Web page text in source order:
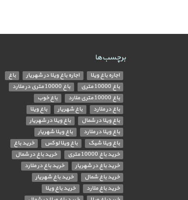
برچسب‌ها
اجاره باغ ویلا اجاره باغ ویلا در شهریار
باغ
باغ 10000 متری
باغ 10000 متری در ملارد
باغ 10000 متری ملارد
باغ خوب
باغ در ملارد
باغ شهریار
باغ ویلا
باغ ویلا در شمال
باغ ویلا در شهریار
باغ ویلا در ملارد
باغ ویلا شهریار
باغ ویلا شیک
باغ ویلا لوکس
خرید باغ
خرید باغ 10000 متری
خرید باغ در شمال
خرید باغ در شهریار
خرید باغ در ملارد
خرید باغ شمال
خرید باغ شهریار
خرید باغ ملارد
خرید باغ ویلا